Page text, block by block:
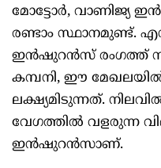
മോട്ടോർ, വാണിജ്യ
രണ്ടാം സ്ഥാനമുണ്ട്.
ഇൻഷുറൻസ് രംഗത്ത്
കമ്പനി, ഈ
ലക്ഷ്യമിടുന്നത്.
വേഗത്തിൽ വളരുന്ന
ഇൻഷുറൻസാണ്.